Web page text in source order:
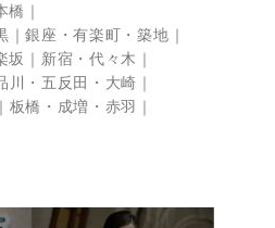
橋
銀座・有楽町・築地
坂
新宿・代々木
川・五反田・大崎
板橋・成増・赤羽